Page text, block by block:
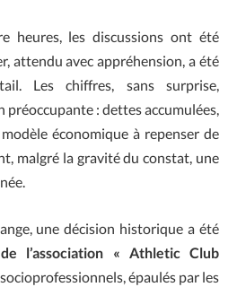
heures, les discussions ont été
attendu avec appréhension, a été
Les chiffres, sans surprise,
: dettes accumulées,
économique à repenser de
malgré la gravité du constat, une
une décision historique a été
l’association « Athletic Club
épaulés par les